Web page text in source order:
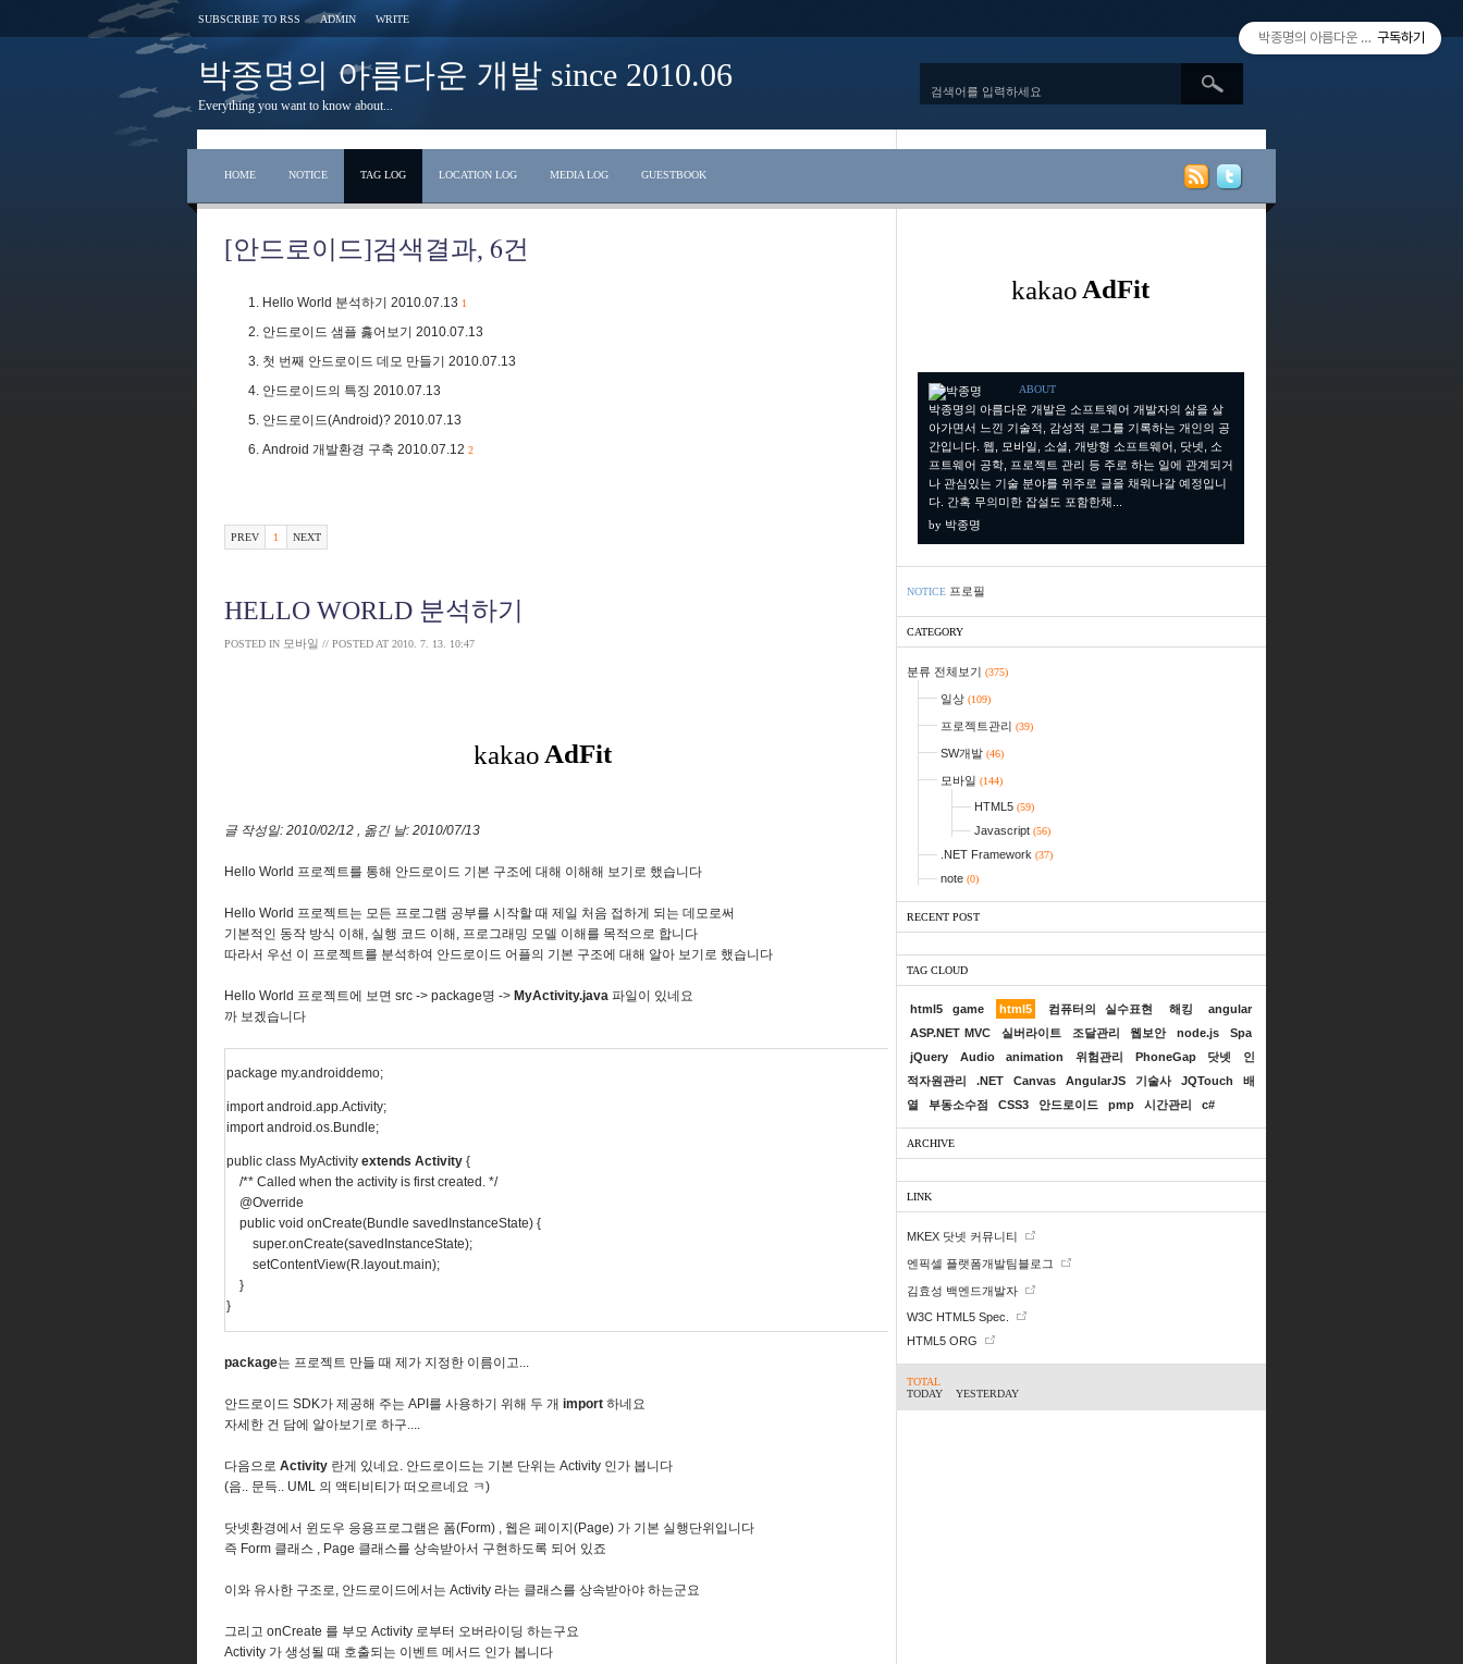
SUBSCRIBE TO RSS ADMIN WRITE
박종명의 아름다운 개발 since 2010.06
Everything you want to know about...
HOME NOTICE TAG LOG LOCATION LOG MEDIA LOG GUESTBOOK
[안드로이드]검색결과, 6건
Hello World 분석하기 2010.07.13 1
안드로이드 샘플 훓어보기 2010.07.13
첫 번째 안드로이드 데모 만들기 2010.07.13
안드로이드의 특징 2010.07.13
안드로이드(Android)? 2010.07.13
Android 개발환경 구축 2010.07.12 2
PREV 1 NEXT
HELLO WORLD 분석하기
POSTED IN 모바일 // POSTED AT 2010. 7. 13. 10:47
글 작성일: 2010/02/12 , 옮긴 날: 2010/07/13
Hello World 프로젝트를 통해 안드로이드 기본 구조에 대해 이해해 보기로 했습니다
Hello World 프로젝트는 모든 프로그램 공부를 시작할 때 제일 처음 접하게 되는 데모로써
기본적인 동작 방식 이해, 실행 코드 이해, 프로그래밍 모델 이해를 목적으로 합니다
따라서 우선 이 프로젝트를 분석하여 안드로이드 어플의 기본 구조에 대해 알아 보기로 했습니다
Hello World 프로젝트에 보면 src -> package명 -> MyActivity.java 파일이 있네요
까 보겠습니다
package my.androiddemo;
import android.app.Activity;
import android.os.Bundle;
public class MyActivity extends Activity {
/** Called when the activity is first created. */
@Override
public void onCreate(Bundle savedInstanceState) {
super.onCreate(savedInstanceState);
setContentView(R.layout.main);
}
}
package는 프로젝트 만들 때 제가 지정한 이름이고...
안드로이드 SDK가 제공해 주는 API를 사용하기 위해 두 개 import 하네요
자세한 건 담에 알아보기로 하구....
다음으로 Activity 란게 있네요. 안드로이드는 기본 단위는 Activity 인가 봅니다
(음.. 문득.. UML 의 액티비티가 떠오르네요 ㅋ)
닷넷환경에서 윈도우 응용프로그램은 폼(Form) , 웹은 페이지(Page) 가 기본 실행단위입니다
즉 Form 클래스 , Page 클래스를 상속받아서 구현하도록 되어 있죠
이와 유사한 구조로, 안드로이드에서는 Activity 라는 클래스를 상속받아야 하는군요
그리고 onCreate 를 부모 Activity 로부터 오버라이딩 하는구요
Activity 가 생성될 때 호출되는 이벤트 메서드 인가 봅니다
ABOUT
박종명의 아름다운 개발은 소프트웨어 개발자의 삶을 살
아가면서 느낀 기술적, 감성적 로그를 기록하는 개인의 공
간입니다. 웹, 모바일, 소셜, 개방형 소프트웨어, 닷넷, 소
프트웨어 공학, 프로젝트 관리 등 주로 하는 일에 관계되거
나 관심있는 기술 분야를 위주로 글을 채워나갈 예정입니
다. 간혹 무의미한 잡설도 포함한채...
by 박종명
NOTICE 프로필
CATEGORY
분류 전체보기 (375)
일상 (109)
프로젝트관리 (39)
SW개발 (46)
모바일 (144)
HTML5 (59)
Javascript (56)
.NET Framework (37)
note (0)
RECENT POST
TAG CLOUD
html5 game html5 컴퓨터의 실수표현 해킹
angular
ASP.NET MVC
실버라이트 조달관리 웹보안 node.js
Spa
jQuery
Audio animation 위험관리 PhoneGap 닷넷
인
적자원관리
.NET Canvas AngularJS 기술사 JQTouch
배
열
부동소수점 CSS3 안드로이드 pmp 시간관리 c#
ARCHIVE
LINK
MKEX 닷넷 커뮤니티
엔픽셀 플랫폼개발팀블로그
김효성 백엔드개발자
W3C HTML5 Spec.
HTML5 ORG
TOTAL
TODAY
YESTERDAY
박종명의 아름다운 개발 since
구독하기